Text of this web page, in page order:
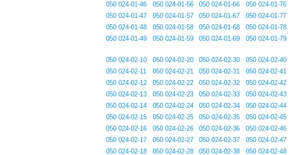
050 024-01-46
050 024-01-47
050 024-01-48
050 024-01-49
050 024-01-56
050 024-01-57
050 024-01-58
050 024-01-59
050 024-01-66
050 024-01-67
050 024-01-68
050 024-01-69
050 024-01-76
050 024-01-77
050 024-01-78
050 024-01-79
050 024-02-10
050 024-02-11
050 024-02-12
050 024-02-13
050 024-02-14
050 024-02-15
050 024-02-16
050 024-02-17
050 024-02-18
050 024-02-20
050 024-02-21
050 024-02-22
050 024-02-23
050 024-02-24
050 024-02-25
050 024-02-26
050 024-02-27
050 024-02-28
050 024-02-30
050 024-02-31
050 024-02-32
050 024-02-33
050 024-02-34
050 024-02-35
050 024-02-36
050 024-02-37
050 024-02-38
050 024-02-40
050 024-02-41
050 024-02-42
050 024-02-43
050 024-02-44
050 024-02-45
050 024-02-46
050 024-02-47
050 024-02-48